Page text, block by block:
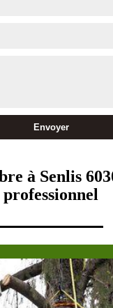
à Senlis
professionnel